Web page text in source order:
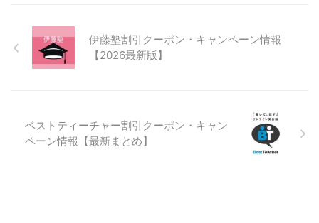
伊藤塾割引クーポン・キャンペーン情報
【2026最新版】
ベストティーチャー割引クーポン・キャン
ペーン情報【最新まとめ】